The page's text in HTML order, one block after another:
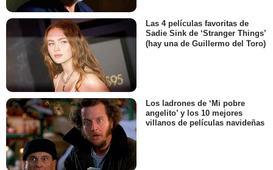
Las 4 películas favoritas de
Sadie Sink de ‘Stranger Things’
(hay una de Guillermo del Toro)
Los ladrones de ‘Mi pobre
angelito’ y los 10 mejores
villanos de películas navideñas